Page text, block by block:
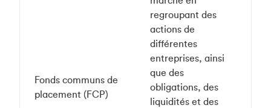
Fonds communs de
placement (FCP)
regroupant des
actions de
différentes
entreprises, ainsi
que des
obligations, des
liquidités et des